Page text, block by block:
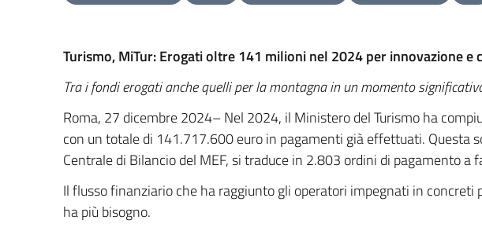
Turismo, MiTur: Erogati oltre 141 milioni nel 2024 per innovazione e
Tra i fondi erogati anche quelli per la montagna in un momento
Roma, 27 dicembre 2024– Nel 2024, il Ministero del Turismo ha
con un totale di 141.717.600 euro in pagamenti già effettuati. Questa
Centrale di Bilancio del MEF, si traduce in 2.803 ordini di pagamento
Il flusso finanziario che ha raggiunto gli operatori impegnati in
ha più bisogno.